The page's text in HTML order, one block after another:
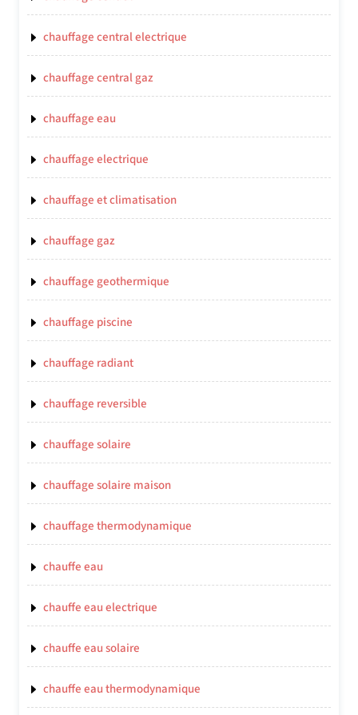
chauffage central electrique
chauffage central gaz
chauffage eau
chauffage electrique
chauffage et climatisation
chauffage gaz
chauffage geothermique
chauffage piscine
chauffage radiant
chauffage reversible
chauffage solaire
chauffage solaire maison
chauffage thermodynamique
chauffe eau
chauffe eau electrique
chauffe eau solaire
chauffe eau thermodynamique